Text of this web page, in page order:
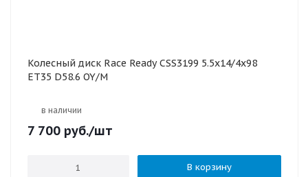
Колесный диск Race Ready CSS3199 5.5x14/4x98
ET35 D58.6 OY/M
в наличии
7 700 руб./шт
В корзину